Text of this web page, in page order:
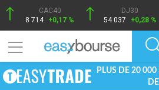
CAC40
8 714 +0,17 %
DJ30
54 037
+0,28 %
PLUS DE 20